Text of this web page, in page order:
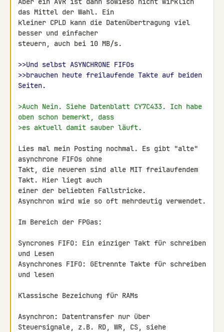
das Mittel der Wahl. Ein
kleiner CPLD kann die Datenübertragung viel
besser und einfacher
steuern, auch bei 10 MB/s.
>>Und selbst ASYNCHRONE FIFOs
>>brauchen heute freilaufende Takte auf beiden
Seiten.
>Auch Nein. Siehe Datenblatt CY7C433. Ich habe
oben schon bemerkt, dass
>es aktuell damit sauber läuft.
Lies mal mein Posting nochmal. Es gibt "alte"
asynchrone FIFOs ohne
Takt, die neueren sind alle MIT freilaufendem
Takt. Hier liegt auch
einer der beliebten Fallstricke.
Asynchron wird wie so oft mehrdeutig verwendet.
Im Bereich der FPGas:
Syncrones FIFO: Ein einziger Takt für schreiben
und Lesen
Asynchrones FIFO: GEtrennte Takte für schreiben
und lesen
Klassische Bezeichung für RAMs
Asynchron: Datentransfer nur über
Steuersignale, z.B. RD, WR, CS, siehe